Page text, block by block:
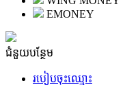
EMONEY
ជំនួយបន្ថែម
របៀបចុះឈ្មោះ